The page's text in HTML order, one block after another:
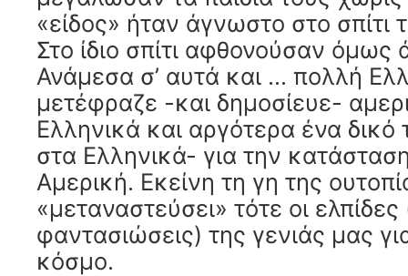
«είδος» ήταν άγνωστο στο σπίτι
Στο ίδιο σπίτι αφθονούσαν
Ανάμεσα σ’ αυτά και … πολλή
μετέφραζε -και δημοσίευε-
Ελληνικά και αργότερα ένα δικό
στα Ελληνικά- για την
Αμερική. Εκείνη τη γη της
«μεταναστεύσει» τότε οι ελπίδες
φαντασιώσεις) της γενιάς μας
κόσμο.